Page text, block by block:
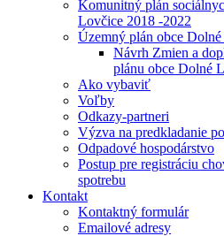
Komunitný plán
Lovčice 2018 -2022
Územný plán obce
Návrh Zmien a
plánu obce Dolné
Ako vybaviť
Voľby
Odkazy-partneri
Výzva na predkladanie
Odpadové hospodárstvo
Postup pre registráciu
spotrebu
Kontakt
Kontaktný formulár
Emailové adresy